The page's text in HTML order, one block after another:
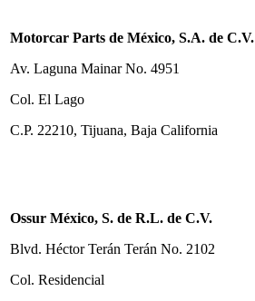
Motorcar Parts de México, S.A. de C.V.
Av. Laguna Mainar No. 4951
Col. El Lago
C.P. 22210, Tijuana, Baja California
Ossur México, S. de R.L. de C.V.
Blvd. Héctor Terán Terán No. 2102
Col. Residencial